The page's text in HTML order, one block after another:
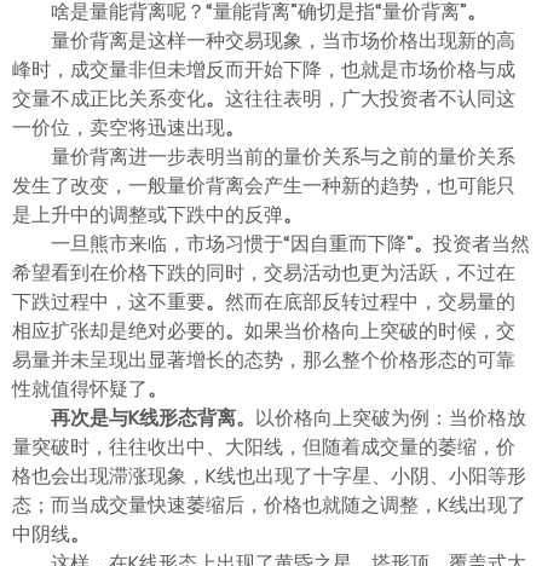
啥是量能背离呢？“量能背离”确切是指“量价背离”。
量价背离是这样一种交易现象，当市场价格出现新的高
峰时，成交量非但未增反而开始下降，也就是市场价格与成
交量不成正比关系变化。 这往往表明，广大投资者不认同这
一价位，卖空将迅速出现。
量价背离进一步表明当前的量价关系与之前的量价关系
发生了改变，一般量价背离会产生一种新的趋势，也可能只
是上升中的调整或下跌中的反弹。
一旦熊市来临，市场习惯于“因自重而下降”。 投资者当然
希望看到在价格下跌的同时，交易活动也更为活跃，不过在
下跌过程中，这不重要。 然而在底部反转过程中，交易量的
相应扩张却是绝对必要的。 如果当价格向上突破的时候，交
易量并未呈现出显著增长的态势，那么整个价格形态的可靠
性就值得怀疑了。
再次是与K线形态背离。 以价格向上突破为例：当价格放
量突破时，往往收出中、大阳线，但随着成交量的萎缩，价
格也会出现滞涨现象，K线也出现了十字星、小阴、小阳等形
态；而当成交量快速萎缩后，价格也就随之调整，K线出现了
中阴线。